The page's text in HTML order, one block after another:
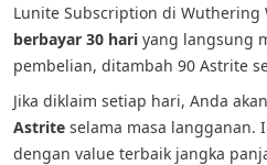
Lunite Subscription di Wuthering
berbayar 30 hari yang langsung
pembelian, ditambah 90 Astrite
Jika diklaim setiap hari, Anda
Astrite selama masa langganan.
dengan value terbaik jangka